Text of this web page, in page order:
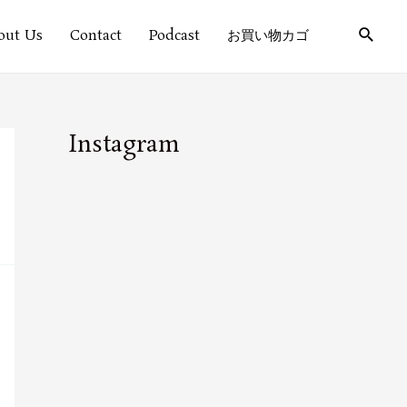
Us Contact Podcast お買い物カゴ
Instagram